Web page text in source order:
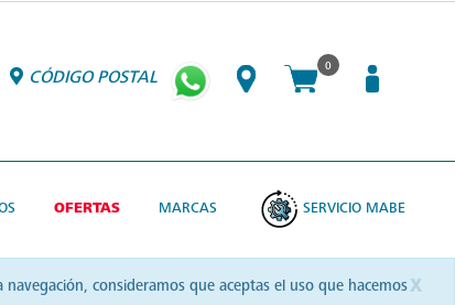
CÓDIGO POSTAL
0
OFERTAS MARCAS SERVICIO MABE
x
consideramos que aceptas el uso que hacemos